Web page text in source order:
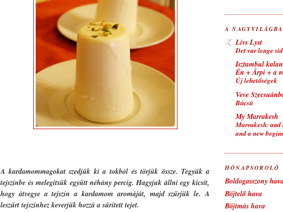
A kardamommagokat szedjük ki a tokból és törjük össze. Tegyük a
tejszínbe és melegítsük együtt néhány percig. Hagyjuk állni egy kicsit,
hogy átvegye a tejszín a kardamom aromáját, majd szűrjük le. A
leszűrt tejszínhez keverjük hozzá a sűrített tejet.
A
Livs Lyst
Det var lenge
Isztambul
Én + Árpi + a
Új lehetőségek
Veve
Búcsú
My Marrakesh
Marrakesh: and
and a new
HÓNAPSOROLÓ
Boldogasszony
Böjtelő hava
Böjtmás hava